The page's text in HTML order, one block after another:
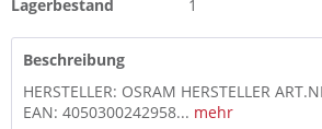
Lagerbestand
1
Beschreibung
HERSTELLER: OSRAM HERSTELLER
EAN: 4050300242958... mehr